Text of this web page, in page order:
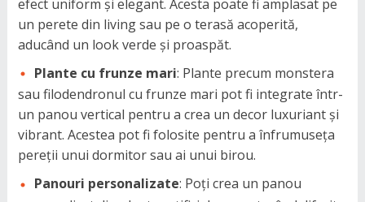
efect uniform și elegant. Acesta poate fi amplasat pe
un perete din living sau pe o terasă acoperită,
aducând un look verde și proaspăt.
Plante cu frunze mari: Plante precum monstera
sau filodendronul cu frunze mari pot fi integrate într-
un panou vertical pentru a crea un decor luxuriant și
vibrant. Acestea pot fi folosite pentru a înfrumuseța
pereții unui dormitor sau ai unui birou.
Panouri personalizate: Poți crea un panou